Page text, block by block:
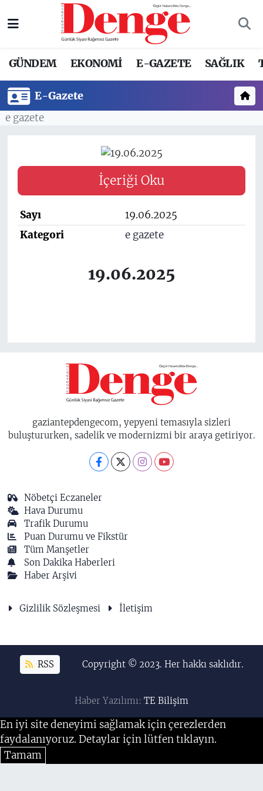
GÜNDEM EKONOMİ E-GAZETE SAĞLIK
E-Gazete
e gazete
İçeriği Oku
Sayı
19.06.2025
Kategori
e gazete
19.06.2025
gaziantepdengecom, yepyeni temasıyla sizleri
buluştururken, sadelik ve modernizmi bir araya getiriyor.
Nöbetçi Eczaneler
Hava Durumu
Trafik Durumu
Puan Durumu ve Fikstür
Tüm Manşetler
Son Dakika Haberleri
Haber Arşivi
Gizlilik Sözleşmesi İletişim
RSS Copyright © 2023. Her hakkı saklıdır.
Haber Yazılımı: TE Bilişim
En iyi site deneyimi sağlamak için çerezlerden
faydalanıyoruz. Detaylar için lütfen tıklayın.
Tamam
Nöbetçi Eczaneler
Tüm Manşetler
Son Dakika Haberleri
Haber Arşivi